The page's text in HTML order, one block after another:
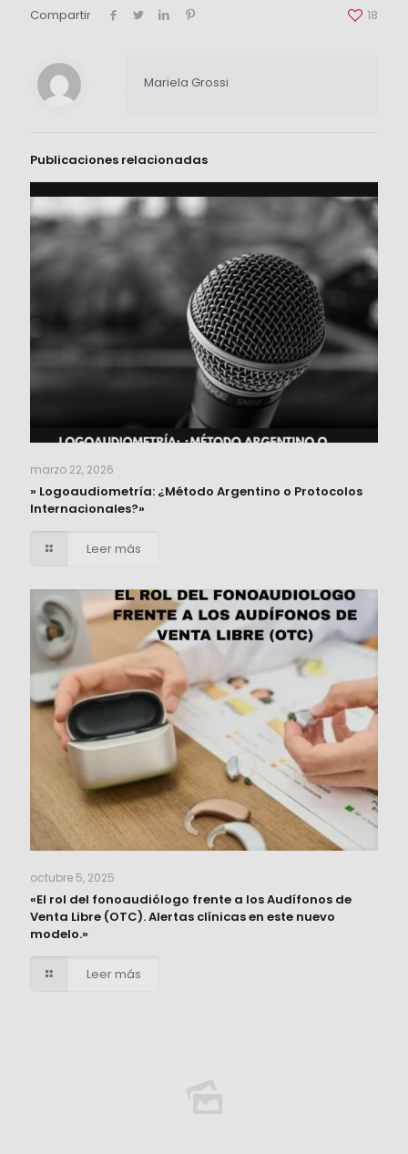
Compartir 18
Mariela Grossi
Publicaciones relacionadas
marzo 22, 2026
» Logoaudiometría: ¿Método Argentino o Protocolos
Internacionales?»
Leer más
octubre 5, 2025
«El rol del fonoaudiólogo frente a los Audífonos de
Venta Libre (OTC). Alertas clínicas en este nuevo
modelo.»
Leer más